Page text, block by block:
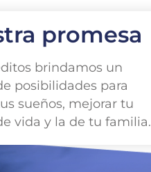
promesa
brindamos un
posibilidades para
sueños, mejorar tu
vida y la de tu familia.